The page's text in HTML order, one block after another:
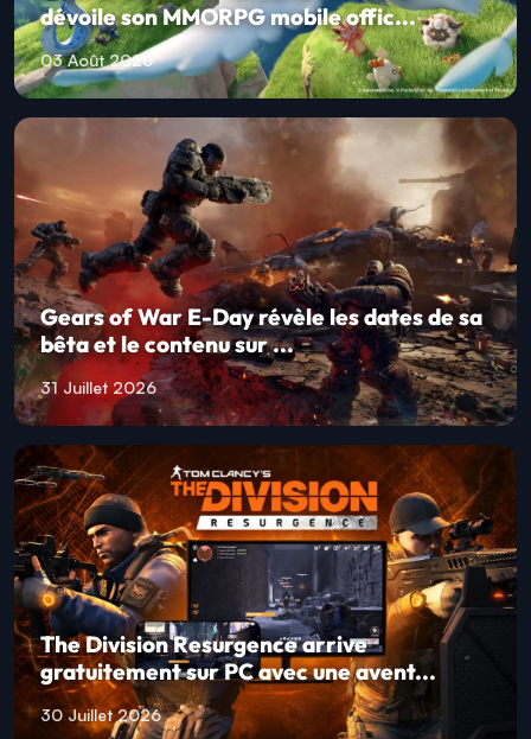
dévoile son MMORPG mobile offic...
03 Août 2026
Gears of War E-Day révèle les dates de sa
bêta et le contenu sur ...
31 Juillet 2026
The Division Resurgence arrive
gratuitement sur PC avec une avent...
30 Juillet 2026